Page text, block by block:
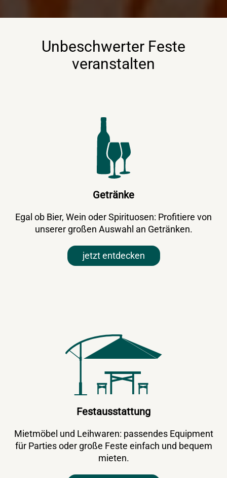
Unbeschwerter Feste
veranstalten
Getränke
Egal ob Bier, Wein oder Spirituosen: Profitiere von
unserer großen Auswahl an Getränken.
jetzt entdecken
Festausstattung
Mietmöbel und Leihwaren: passendes Equipment
für Parties oder große Feste einfach und bequem
mieten.